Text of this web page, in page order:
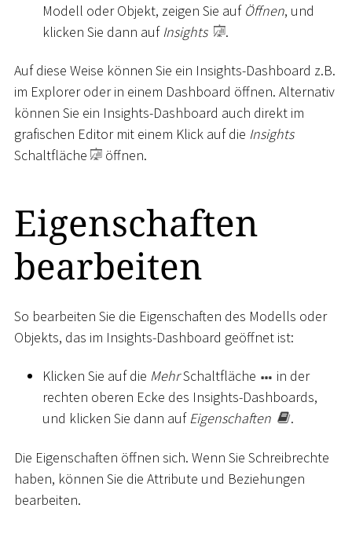
Modell oder Objekt, zeigen Sie auf Öffnen, und
klicken Sie dann aufInsights .
Auf diese Weise können Sie ein Insights-Dashboard z.B.
im Explorer oder in einem Dashboard öffnen. Alternativ
können Sie ein Insights-Dashboard auch direkt im
grafischen Editor mit einem Klick auf die Insights
Schaltfläche
öffnen.
Eigenschaften
bearbeiten
So bearbeiten Sie die Eigenschaften des Modells oder
Objekts, das im Insights-Dashboard geöffnet ist:
Klicken Sie auf die MehrSchaltfläche
in der
rechten oberen Ecke des Insights-Dashboards,
und klicken Sie dann aufEigenschaften .
Die Eigenschaften öffnen sich. Wenn Sie Schreibrechte
haben, können Sie die Attribute und Beziehungen
bearbeiten.